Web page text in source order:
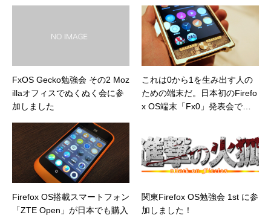
FxOS Gecko勉強会 その2 Moz
illaオフィスでぬくぬく会に参
加しました
これは0から1を生み出す人の
ための端末だ。日本初のFirefo
x OS端末「Fx0」発表会で感
Firefox OS搭載スマートフォン
「ZTE Open」が日本でも購入
関東Firefox OS勉強会 1st に参
加しました！